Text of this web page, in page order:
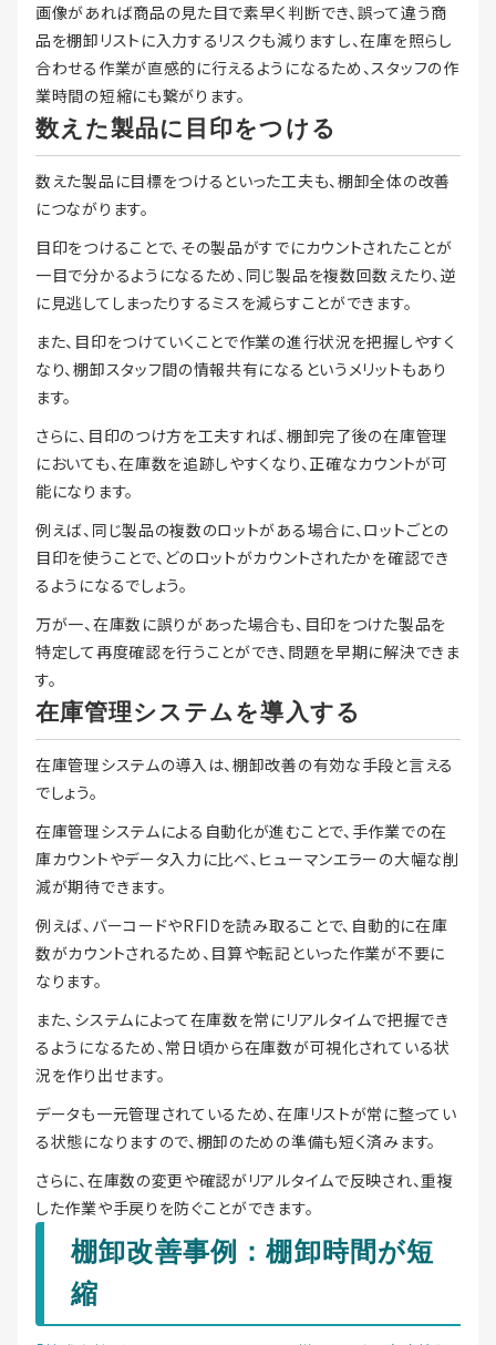
画像があれば商品の見た目で素早く判断でき、誤って違う商
品を棚卸リストに入力するリスクも減りますし、在庫を照らし
合わせる作業が直感的に行えるようになるため、スタッフの作
業時間の短縮にも繋がります。
数えた製品に目印をつける
数えた製品に目標をつけるといった工夫も、棚卸全体の改善
につながります。
目印をつけることで、その製品がすでにカウントされたことが
一目で分かるようになるため、同じ製品を複数回数えたり、逆
に見逃してしまったりするミスを減らすことができます。
また、目印をつけていくことで作業の進行状況を把握しやすく
なり、棚卸スタッフ間の情報共有になるというメリットもあり
ます。
さらに、目印のつけ方を工夫すれば、棚卸完了後の在庫管理
においても、在庫数を追跡しやすくなり、正確なカウントが可
能になります。
例えば、同じ製品の複数のロットがある場合に、ロットごとの
目印を使うことで、どのロットがカウントされたかを確認でき
るようになるでしょう。
万が一、在庫数に誤りがあった場合も、目印をつけた製品を
特定して再度確認を行うことができ、問題を早期に解決できま
す。
在庫管理システムを導入する
在庫管理システムの導入は、棚卸改善の有効な手段と言える
でしょう。
在庫管理システムによる自動化が進むことで、手作業での在
庫カウントやデータ入力に比べ、ヒューマンエラーの大幅な削
減が期待できます。
例えば、バーコードやRFIDを読み取ることで、自動的に在庫
数がカウントされるため、目算や転記といった作業が不要に
なります。
また、システムによって在庫数を常にリアルタイムで把握でき
るようになるため、常日頃から在庫数が可視化されている状
況を作り出せます。
データも一元管理されているため、在庫リストが常に整ってい
る状態になりますので、棚卸のための準備も短く済みます。
さらに、在庫数の変更や確認がリアルタイムで反映され、重複
した作業や手戻りを防ぐことができます。
棚卸改善事例：棚卸時間が短
縮